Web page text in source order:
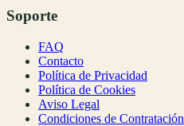
Soporte
FAQ
Contacto
Política de Privacidad
Política de Cookies
Aviso Legal
Condiciones de Contratación